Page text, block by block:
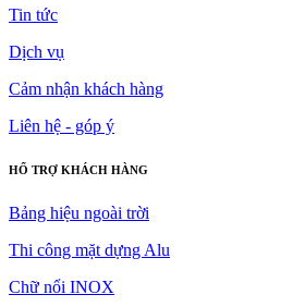
Tin tức
Dịch vụ
Cảm nhận khách hàng
Liên hệ - góp ý
HỔ TRỢ KHÁCH HÀNG
Bảng hiệu ngoài trời
Thi công mặt dựng Alu
Chữ nổi INOX